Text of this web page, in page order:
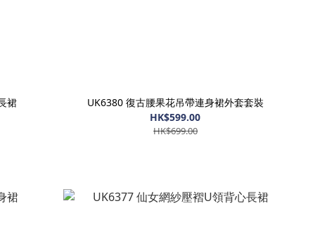
裙
UK6380 復古腰果花吊帶連身裙外套套裝
HK$599.00
HK$699.00